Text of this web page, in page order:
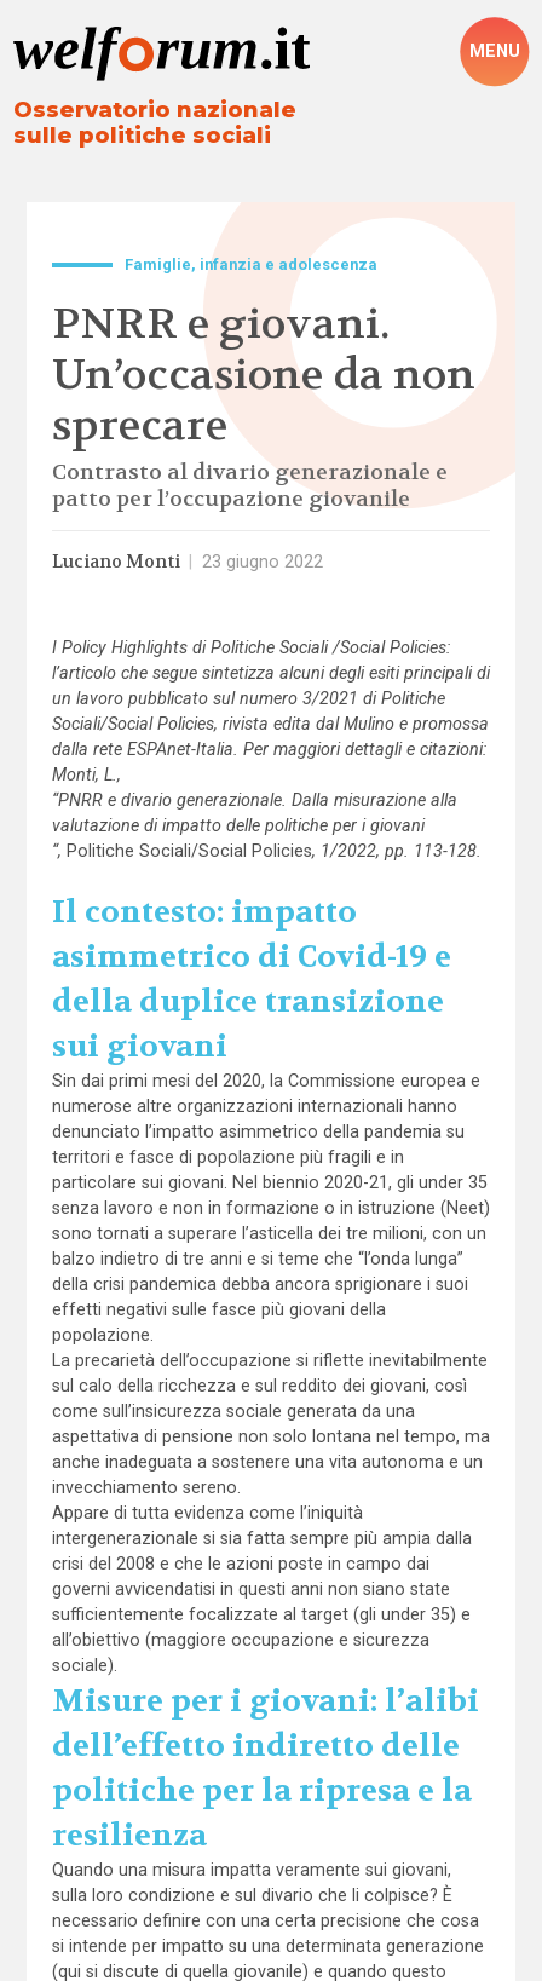
Osservatorio nazionale
sulle politiche sociali
MENU
Famiglie, infanzia e adolescenza
PNRR e giovani.
Un’occasione da non
sprecare
Contrasto al divario generazionale e
patto per l’occupazione giovanile
Luciano Monti 23 giugno 2022
I Policy Highlights di Politiche Sociali /Social Policies:
l’articolo che segue sintetizza alcuni degli esiti principali di
un lavoro pubblicato sul numero 3/2021 di Politiche
Sociali/Social Policies, rivista edita dal Mulino e promossa
dalla rete ESPAnet-Italia. Per maggiori dettagli e citazioni:
Monti, L.,
“PNRR e divario generazionale. Dalla misurazione alla
valutazione di impatto delle politiche per i giovani
“, Politiche Sociali/Social Policies, 1/2022, pp. 113-128.
Il contesto: impatto
asimmetrico di Covid-19 e
della duplice transizione
sui giovani
Sin dai primi mesi del 2020, la Commissione europea e
numerose altre organizzazioni internazionali hanno
denunciato l’impatto asimmetrico della pandemia su
territori e fasce di popolazione più fragili e in
particolare sui giovani. Nel biennio 2020-21, gli under 35
senza lavoro e non in formazione o in istruzione (Neet)
sono tornati a superare l’asticella dei tre milioni, con un
balzo indietro di tre anni e si teme che “l’onda lunga”
della crisi pandemica debba ancora sprigionare i suoi
effetti negativi sulle fasce più giovani della
popolazione.
La precarietà dell’occupazione si riflette inevitabilmente
sul calo della ricchezza e sul reddito dei giovani, così
come sull’insicurezza sociale generata da una
aspettativa di pensione non solo lontana nel tempo, ma
anche inadeguata a sostenere una vita autonoma e un
invecchiamento sereno.
Appare di tutta evidenza come l’iniquità
intergenerazionale si sia fatta sempre più ampia dalla
crisi del 2008 e che le azioni poste in campo dai
governi avvicendatisi in questi anni non siano state
sufficientemente focalizzate al target (gli under 35) e
all’obiettivo (maggiore occupazione e sicurezza
sociale).
Misure per i giovani: l’alibi
dell’effetto indiretto delle
politiche per la ripresa e la
resilienza
Quando una misura impatta veramente sui giovani,
sulla loro condizione e sul divario che li colpisce? È
necessario definire con una certa precisione che cosa
si intende per impatto su una determinata generazione
(qui si discute di quella giovanile) e quando questo